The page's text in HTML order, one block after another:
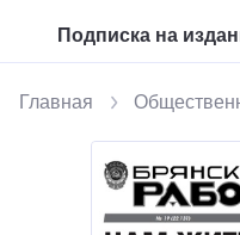
Подписка на
Главная